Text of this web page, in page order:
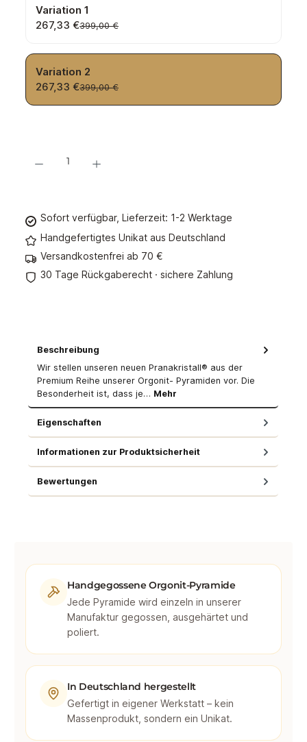
Variation 1
267,33 €399,00 €
Variation 2
267,33 €399,00 €
Sofort verfügbar, Lieferzeit: 1-2 Werktage
Handgefertigtes Unikat aus Deutschland
Versandkostenfrei ab 70 €
30 Tage Rückgaberecht · sichere Zahlung
Beschreibung
Wir stellen unseren neuen Pranakristall® aus der
Premium Reihe unserer Orgonit- Pyramiden vor. Die
Besonderheit ist, dass je… Mehr
Eigenschaften
Informationen zur Produktsicherheit
Bewertungen
Handgegossene Orgonit-Pyramide
Jede Pyramide wird einzeln in unserer
Manufaktur gegossen, ausgehärtet und
poliert.
In Deutschland hergestellt
Gefertigt in eigener Werkstatt – kein
Massenprodukt, sondern ein Unikat.